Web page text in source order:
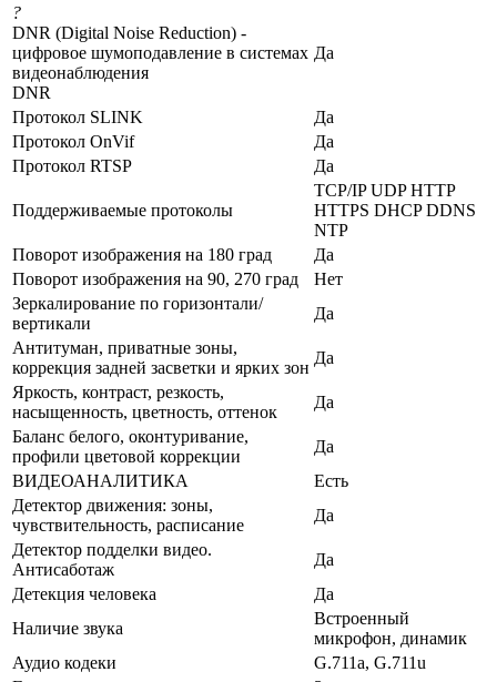
?
DNR (Digital Noise Reduction) -
цифровое шумоподавление в системах
видеонаблюдения
DNR
Да
Протокол SLINK
Да
Протокол OnVif
Да
Протокол RTSP
Да
Поддерживаемые протоколы
TCP/IP UDP HTTP
HTTPS DHCP DDNS
NTP
Поворот изображения на 180 град
Да
Поворот изображения на 90, 270 град
Нет
Зеркалирование по горизонтали/
вертикали
Да
Антитуман, приватные зоны,
коррекция задней засветки и ярких зон
Да
Яркость, контраст, резкость,
насыщенность, цветность, оттенок
Да
Баланс белого, оконтуривание,
профили цветовой коррекции
Да
ВИДЕОАНАЛИТИКА
Есть
Детектор движения: зоны,
чувствительность, расписание
Да
Детектор подделки видео.
Антисаботаж
Да
Детекция человека
Да
Наличие звука
Встроенный
микрофон, динамик
Аудио кодеки
G.711a, G.711u